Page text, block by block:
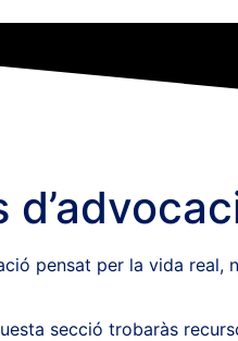
pensat per la vida real,
secció trobaràs